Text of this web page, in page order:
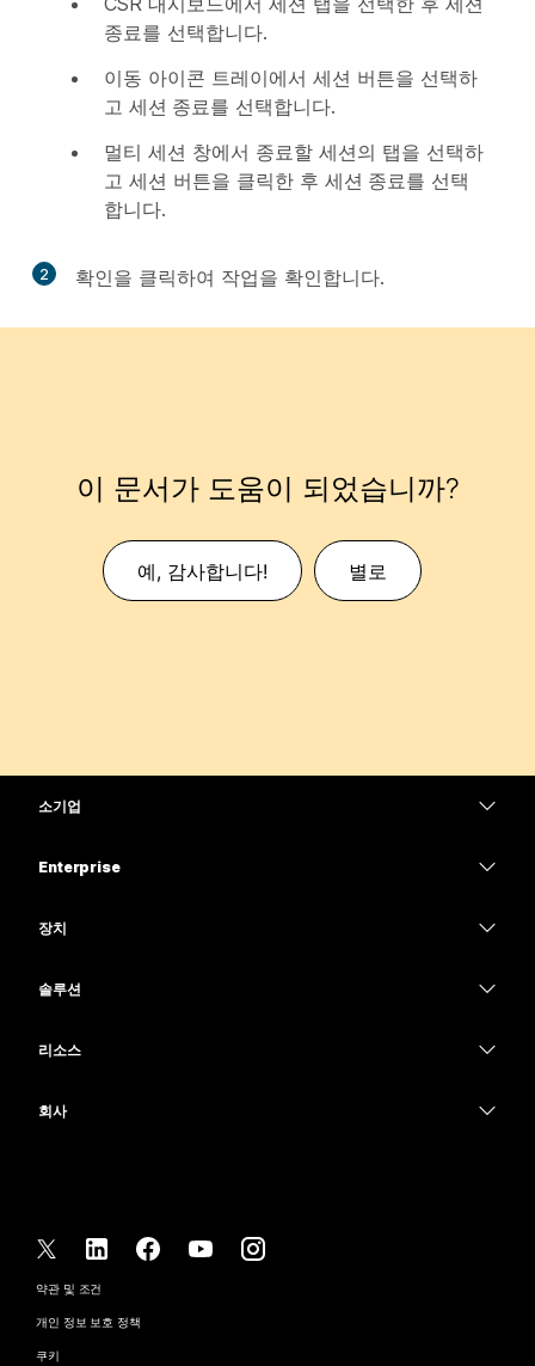
종료를 선택합니다.
이동 아이콘 트레이에서 세션 버튼을 선택하
고 세션 종료를 선택합니다.
멀티 세션 창에서 종료할 세션의 탭을 선택하
고 세션 버튼을 클릭한 후 세션 종료를 선택
합니다.
2 확인을 클릭하여 작업을 확인합니다.
이 문서가 도움이 되었습니까?
예, 감사합니다! 별로
소기업
Enterprise
Contact Center
장치
보조 프로그램
솔루션
최전선
리소스
회사
영업팀에 문의
약관 및 조건
개인 정보 보호 정책
쿠키